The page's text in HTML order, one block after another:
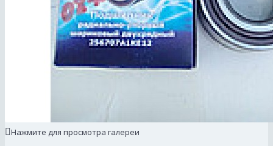
Нажмите для просмотра галереи